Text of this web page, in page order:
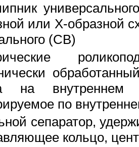
или Х-образной
(CB)
на внутреннем
по
сепаратор,
кольцо,